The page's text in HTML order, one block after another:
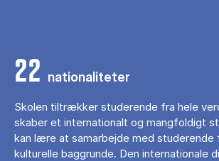
22 nationaliteter
Skolen tiltrækker studerende fra hele
skaber et internationalt og mangfoldigt
kan lære at samarbejde med studerende
kulturelle baggrunde. Den internationale